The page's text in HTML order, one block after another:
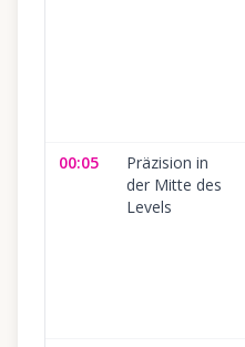
00:05
Präzision in
der Mitte des
Levels